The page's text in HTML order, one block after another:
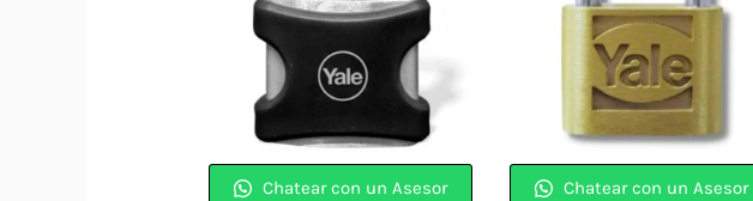
Chatear con un Asesor Chatear con un Asesor